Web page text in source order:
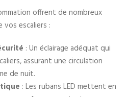
offrent de nombreux
vos escaliers :
: Un éclairage adéquat qui
assurant une circulation
de nuit.
: Les rubans LED mettent en